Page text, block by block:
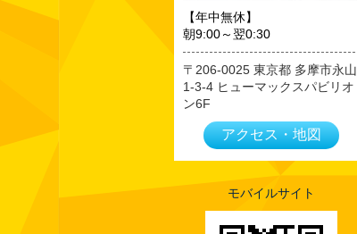
2023年05月
2023年04月
2023年02月
2023年01月
2022年12月
2022年11月
2022年10月
【年中無休】
朝9:00～翌0:30
206-0025 東京都 多摩市永山
1-3-4 ヒューマックスパビリオ
ン6F
アクセス・地図
モバイルサイト